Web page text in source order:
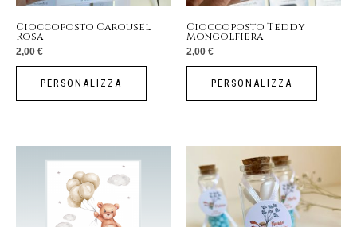
Cioccoposto Carousel
Rosa
2,00 €
PERSONALIZZA
Cioccoposto Teddy
Mongolfiera
2,00 €
PERSONALIZZA
Fascia
di
da
12,00 €
a
34,00 €